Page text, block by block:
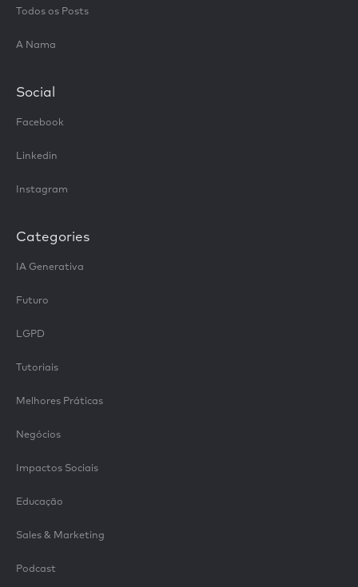
Todos os Posts
A Nama
Social
Facebook
Linkedin
Instagram
Categories
IA Generativa
Futuro
LGPD
Tutoriais
Melhores Práticas
Negócios
Impactos Sociais
Educação
Sales & Marketing
Podcast